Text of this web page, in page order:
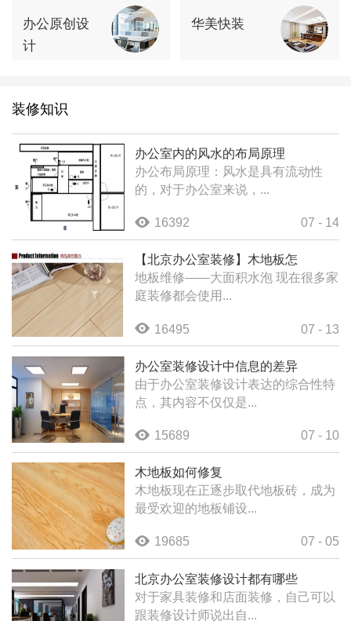
办公原创设
计
华美快装
装修知识
办公室内的风水的布局原理
办公布局原理：风水是具有流动性
的，对于办公室来说，...
16392 07 - 14
【北京办公室装修】木地板怎
地板维修——大面积水泡 现在很多家
庭装修都会使用...
16495 07 - 13
办公室装修设计中信息的差异
由于办公室装修设计表达的综合性特
点，其内容不仅仅是...
15689 07 - 10
木地板如何修复
木地板现在正逐步取代地板砖，成为
最受欢迎的地板铺设...
19685 07 - 05
北京办公室装修设计都有哪些
对于家具装修和店面装修，自己可以
跟装修设计师说出自...